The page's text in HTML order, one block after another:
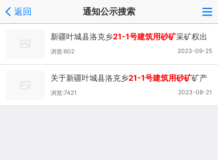
返回 通知公示搜索
新疆叶城县洛克乡21-1号建筑用砂矿采矿权出
让 收益评估报告通过论证的公示
2023-09-25
浏览:602
关于新疆叶城县洛克乡21-1号建筑用砂矿矿产
资源开发利用与生态保护修复方案审查结果公
示
2023-08-21
浏览:7421